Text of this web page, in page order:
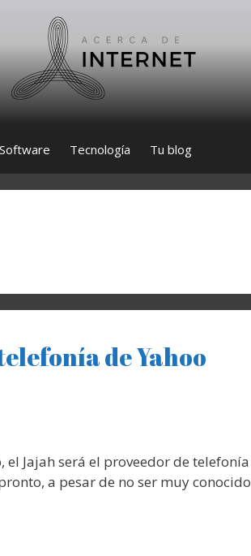
Software Tecnología Tu blog
de Yahoo
Jajah será el proveedor de telefonía
a pesar de no ser muy conocido